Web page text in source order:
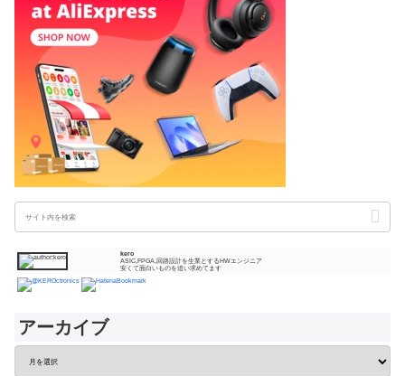
kero
ASIC,FPGA,回路設計を生業とするHWエンジニア
安くて面白いものを追い求めてます
アーカイブ